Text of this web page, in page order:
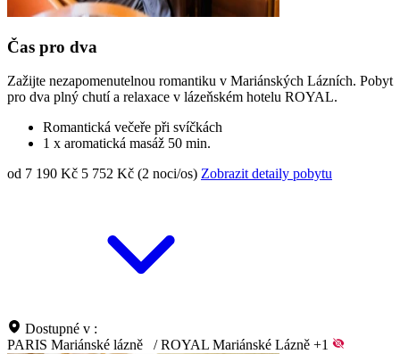
Čas pro dva
Zažijte nezapomenutelnou romantiku v Mariánských Lázních. Pobyt
pro dva plný chutí a relaxace v lázeňském hotelu ROYAL.
Romantická večeře při svíčkách
1 x aromatická masáž 50 min.
od 7 190 Kč 5 752 Kč (2 noci/os) Zobrazit detaily pobytu
Dostupné v :
PARIS Mariánské lázně
/ ROYAL Mariánské Lázně +1